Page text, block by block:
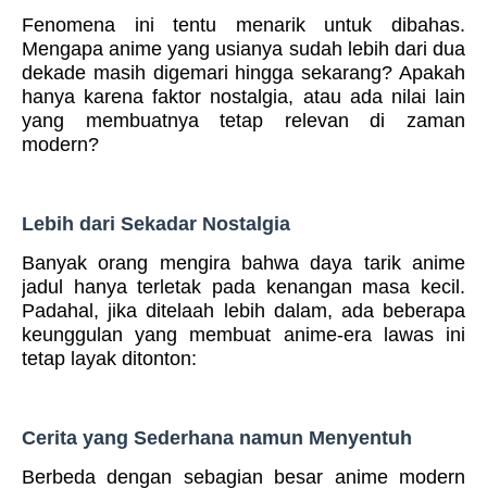
Fenomena ini tentu menarik untuk dibahas.
Mengapa anime yang usianya sudah lebih dari dua
dekade masih digemari hingga sekarang? Apakah
hanya karena faktor nostalgia, atau ada nilai lain
yang membuatnya tetap relevan di zaman
modern?
Lebih dari Sekadar Nostalgia
Banyak orang mengira bahwa daya tarik anime
jadul hanya terletak pada kenangan masa kecil.
Padahal, jika ditelaah lebih dalam, ada beberapa
keunggulan yang membuat anime-era lawas ini
tetap layak ditonton:
Cerita yang Sederhana namun Menyentuh
Berbeda dengan sebagian besar anime modern